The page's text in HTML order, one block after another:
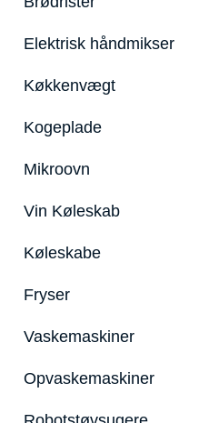
Elektrisk håndmikser
Køkkenvægt
Kogeplade
Mikroovn
Vin Køleskab
Køleskabe
Fryser
Vaskemaskiner
Opvaskemaskiner